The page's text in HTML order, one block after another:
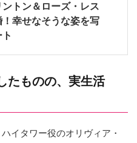
ントン＆ローズ・レス
！幸せなそうな姿を写
たものの、実生活
イタワー役のオリヴィア・